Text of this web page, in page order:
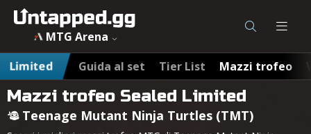
MTG Arena
Limited
Guida al set Tier List Mazzi trofeo
Mazzi trofeo Sealed Limited
Teenage Mutant Ninja Turtles (TMT)